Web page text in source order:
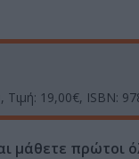
Τιμή: 19,00€,
μάθετε πρώτοι